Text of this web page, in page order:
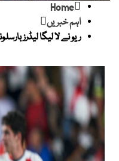
Home
اہم خبریں
ریو نے لا لیگا لیڈرز